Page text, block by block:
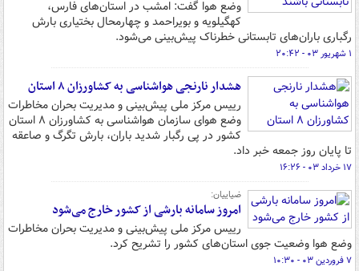
وضع هوا گفت: امشب در استان‌های فارس،
کهگیلویه و بویراحمد و چهارمحال بختیاری بارش
رگباری باران‌های تابستانی خطرناک پیش‌بینی می‌شود.
۱ شهریور ۰۳ - ۲۰:۴۲
هشدار نارنجی هواشناسی به کشاورزان ۸ استان
رییس مرکز ملی پیش‌بینی و مدیریت بحران مخاطرات
وضع هوای سازمان هواشناسی به کشاورزان ۸ استان
کشور در پی رگبار شدید باران، بارش تگرگ و صاعقه
تا پایان روز جمعه خبر داد.
۱۷ خرداد ۰۳ - ۱۶:۲۶
ضیاییان:
امروز سامانه بارشی از کشور خارج می‌شود
رییس مرکز ملی پیش‌بینی و مدیریت بحران مخاطرات
وضع هوا وضعیت جوی استان‌های کشور را تشریح کرد.
۷ فروردین ۰۳ - ۱۰:۳۰